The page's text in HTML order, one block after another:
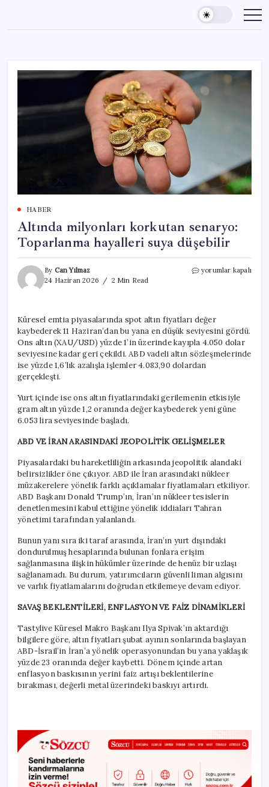
content
HABER
Altında milyonları korkutan senaryo:
Toparlanma hayalleri suya düşebilir
By Can Yılmaz
24 Haziran 2026
2 Min Read
Altında
hayalleri
suya
düşebilir
için
yorumlar kapalı
Küresel emtia piyasalarında spot altın fiyatları değer
kaybederek 11 Haziran’dan bu yana en düşük seviyesini gördü.
Ons altın (XAU/USD) yüzde 1’in üzerinde kayıpla 4.050 dolar
seviyesine kadar geri çekildi. ABD vadeli altın sözleşmelerinde
ise yüzde 1,6’lık azalışla işlemler 4.083,90 dolardan
gerçekleşti.
Yurt içinde ise ons altın fiyatlarındaki gerilemenin etkisiyle
gram altın yüzde 1,2 oranında değer kaybederek yeni güne
6.053 lira seviyesinde başladı.
ABD VE İRAN ARASINDAKİ JEOPOLİTİK GELİŞMELER
Piyasalardaki bu hareketliliğin arkasında jeopolitik alandaki
belirsizlikler öne çıkıyor. ABD ile İran arasındaki nükleer
müzakerelere yönelik farklı açıklamalar fiyatlamaları etkiliyor.
ABD Başkanı Donald Trump’ın, İran’ın nükleer tesislerin
denetlenmesini kabul ettiğine yönelik iddiaları Tahran
yönetimi tarafından yalanlandı.
Bunun yanı sıra iki taraf arasında, İran’ın yurt dışındaki
dondurulmuş hesaplarında bulunan fonlara erişim
sağlanmasına ilişkin hükümler üzerinde de henüz bir uzlaşı
sağlanamadı. Bu durum, yatırımcıların güvenli liman algısını
ve varlık fiyatlamalarını doğrudan etkilemeye devam ediyor.
SAVAŞ BEKLENTİLERİ, ENFLASYON VE FAİZ DİNAMİKLERİ
Tastylive Küresel Makro Başkanı Ilya Spivak’ın aktardığı
bilgilere göre, altın fiyatları şubat ayının sonlarında başlayan
ABD-İsrail’in İran’a yönelik operasyonundan bu yana yaklaşık
yüzde 23 oranında değer kaybetti. Dönem içinde artan
enflasyon baskısının yerini faiz artışı beklentilerine
bırakması, değerli metal üzerindeki baskıyı artırdı.